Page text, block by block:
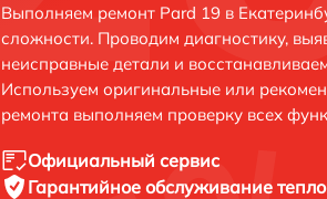
Выполняем ремонт Pard 19 в
сложности. Проводим диагностику,
неисправные детали и
Используем оригинальные или
ремонта выполняем проверку всех
Официальный сервис
Гарантийное обслуживание